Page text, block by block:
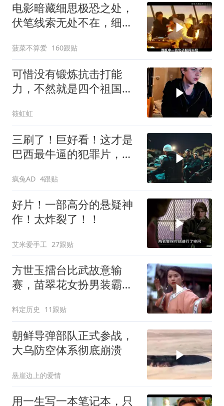
电影暗藏细思极恐之处，
伏笔线索无处不在，细节
菠菜不算爱 160跟贴
可惜没有锻炼抗击打能
力，不然就是四个祖国人
筱虹虹
三刷了！巨好看！这才是
巴西最牛逼的犯罪片，史
疯兔AD 4跟贴
好片！一部高分的悬疑神
作！太炸裂了！！
艾米爱手工 27跟贴
方世玉擂台比武故意输
赛，苗翠花女扮男装霸气
料定历史 11跟贴
朝鲜导弹部队正式参战，
大乌防空体系彻底崩溃
悬崖边上的爱情
用一生写一本笔记本，只